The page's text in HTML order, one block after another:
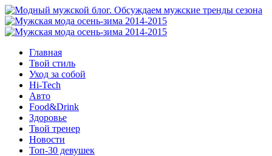
Главная
Твой стиль
Уход за собой
Hi-Tech
Авто
Food&Drink
Здоровье
Твой тренер
Новости
Топ-30 девушек